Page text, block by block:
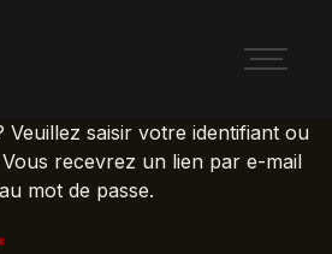
Veuillez saisir votre identifiant ou
recevrez un lien par e-mail
mot de passe.